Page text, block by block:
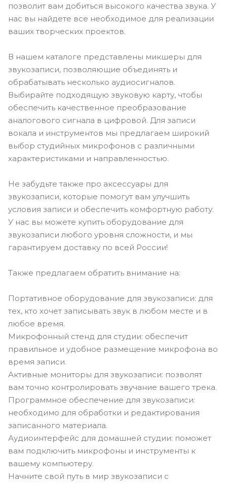
позволит вам добиться высокого качества звука. У
нас вы найдете все необходимое для реализации
ваших творческих проектов.
В нашем каталоге представлены микшеры для
звукозаписи, позволяющие объединять и
обрабатывать несколько аудиосигналов.
Выбирайте подходящую звуковую карту, чтобы
обеспечить качественное преобразование
аналогового сигнала в цифровой. Для записи
вокала и инструментов мы предлагаем широкий
выбор студийных микрофонов с различными
характеристиками и направленностью.
Не забудьте также про аксессуары для
звукозаписи, которые помогут вам улучшить
условия записи и обеспечить комфортную работу.
У нас вы можете купить оборудование для
звукозаписи любого уровня сложности, и мы
гарантируем доставку по всей России!
Также предлагаем обратить внимание на:
Портативное оборудование для звукозаписи: для
тех, кто хочет записывать звук в любом месте и в
любое время.
Микрофонный стенд для студии: обеспечит
правильное и удобное размещение микрофона во
время записи.
Активные мониторы для звукозаписи: позволят
вам точно контролировать звучание вашего трека.
Программное обеспечение для звукозаписи:
необходимо для обработки и редактирования
записанного материала.
Аудиоинтерфейс для домашней студии: поможет
вам подключить микрофоны и инструменты к
вашему компьютеру.
Начните свой путь в мир звукозаписи с